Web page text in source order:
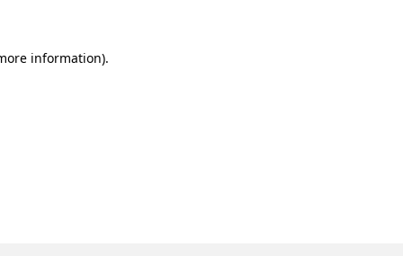
information).